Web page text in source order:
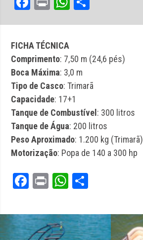
FICHA TÉCNICA
Comprimento: 7,50 m (24,6 pés)
Boca Máxima: 3,0 m
Tipo de Casco: Trimarã
Capacidade: 17+1
Tanque de Combustível : 300 litros
Tanque de Água: 200 litros
Peso Aproximado: 1.200 kg (Trimarã)
Motorização: Popa de 140 a 300 hp
Facebook
PrintWhatsApp